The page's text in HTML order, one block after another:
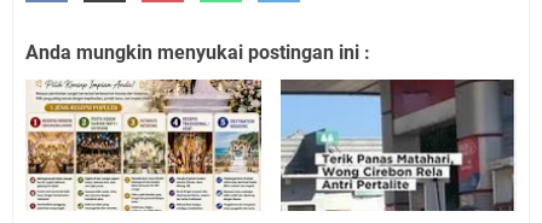
Anda mungkin menyukai postingan ini :